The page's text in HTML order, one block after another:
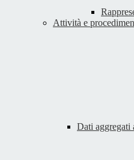
Attività e
Dati aggregati